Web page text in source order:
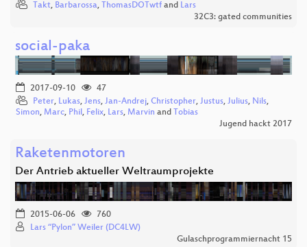
Takt, Barbarossa, ThomasDOTwtf and Lars
32C3: gated communities
social-paka
2017-09-10
47
Peter, Lukas, Jens, Jan-Andrej, Christopher, Justus, Julius, Nils,
Simon, Marc, Phil, Felix, Lars, Marvin and Tobias
Jugend hackt 2017
Raketenmotoren
Der Antrieb aktueller Weltraumprojekte
2015-06-06
760
Lars “Pylon” Weiler (DC4LW)
Gulaschprogrammiernacht 15